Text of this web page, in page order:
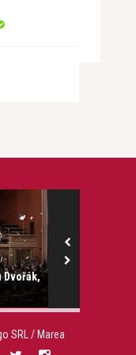
Dvořák,
SRL / Marea